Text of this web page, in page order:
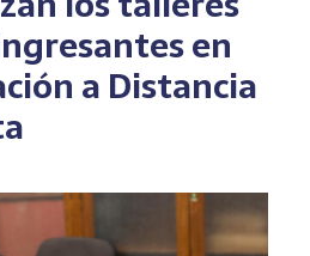
en
a Distancia